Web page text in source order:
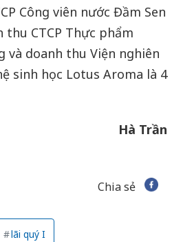
Công viên nước Đầm Sen
thu CTCP Thực phẩm
và doanh thu Viện nghiên
sinh học Lotus Aroma là 4
Hà Trần
Chia sẻ
lãi quý I